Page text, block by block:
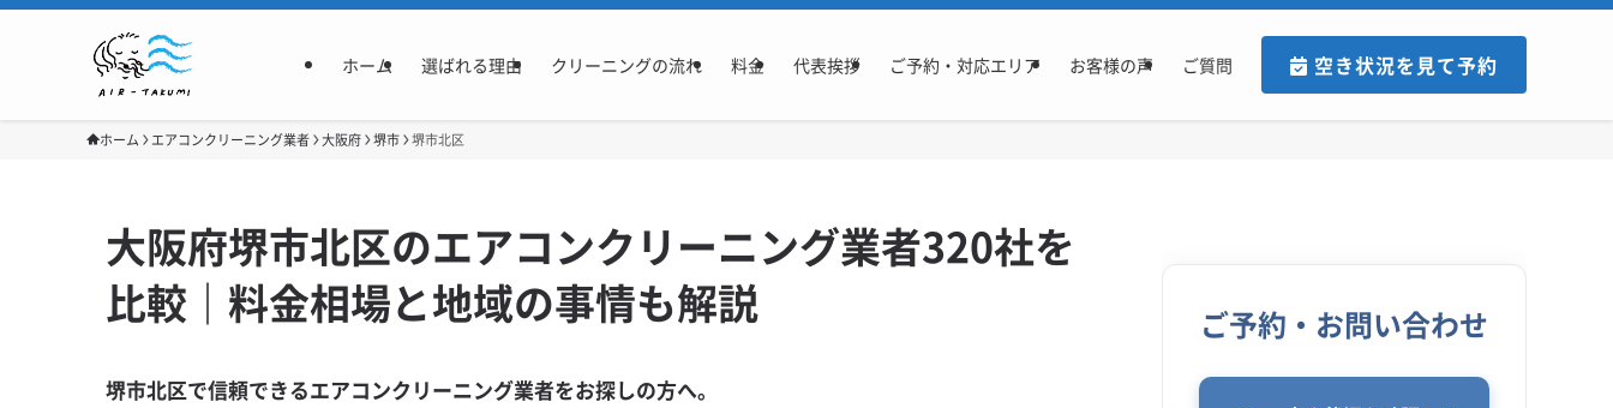
ホーム 選ばれる理由 クリーニングの流れ 料金 代表挨拶 ご予約・対応エリア お客様の声 ご質問 空き状況を見て予約
ホーム エアコンクリーニング業者 大阪府 堺市 堺市北区
大阪府堺市北区のエアコンクリーニング業者320社を
比較｜料金相場と地域の事情も解説
堺市北区で信頼できるエアコンクリーニング業者をお探しの方へ。
ご予約・お問い合わせ